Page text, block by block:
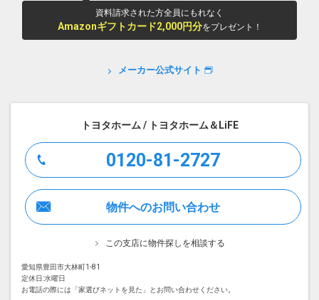
資料請求された方全員にもれなく
Amazonギフトカード2,000円分をプレゼント！
メーカー公式サイト
トヨタホーム / トヨタホーム＆LiFE
0120-81-2727
物件へのお問い合わせ
この支店に物件探しを相談する
愛知県豊田市大林町1-81
定休日:水曜日
お電話の際には「家選びネットを見た」とお問い合わせください。